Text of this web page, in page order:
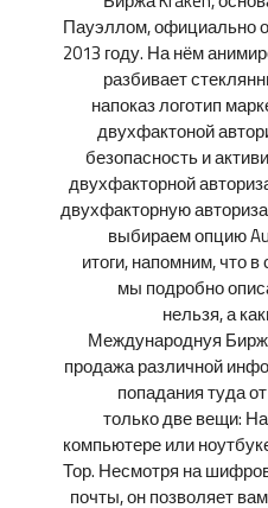
Пауэллом, официально
2013 году. На нём
разбивает
напоказ логотип
двухфактоной
безопасность и
двухфакторной
двухфакторную
выбираем опцию
итоги, напомним, что
мы подробно
нельзя, а
Международнуя
продажа различной
попадания туда
только две вещи:
компьютере или
Тор. Несмотря на
почты, он позволяет